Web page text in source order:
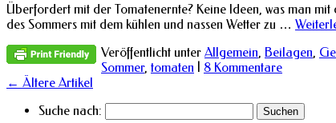
Überfordert mit der Tomatenernte? Keine Ideen, was man
des Sommers mit dem kühlen und nassen Wetter zu …
Veröffentlicht unter Allgemein, Beilagen,
Sommer, tomaten
8 Kommentare
← Ältere Artikel
Suche nach: